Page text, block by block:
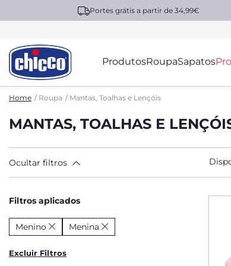
Portes grátis a partir de 34,99€
ProdutosRoupaSapatos
Home Roupa Mantas, Toalhas e Lençóis
MANTAS, TOALHAS E
Ocultar filtros
Filtros aplicados
Menino Menina
Excluir Filtros